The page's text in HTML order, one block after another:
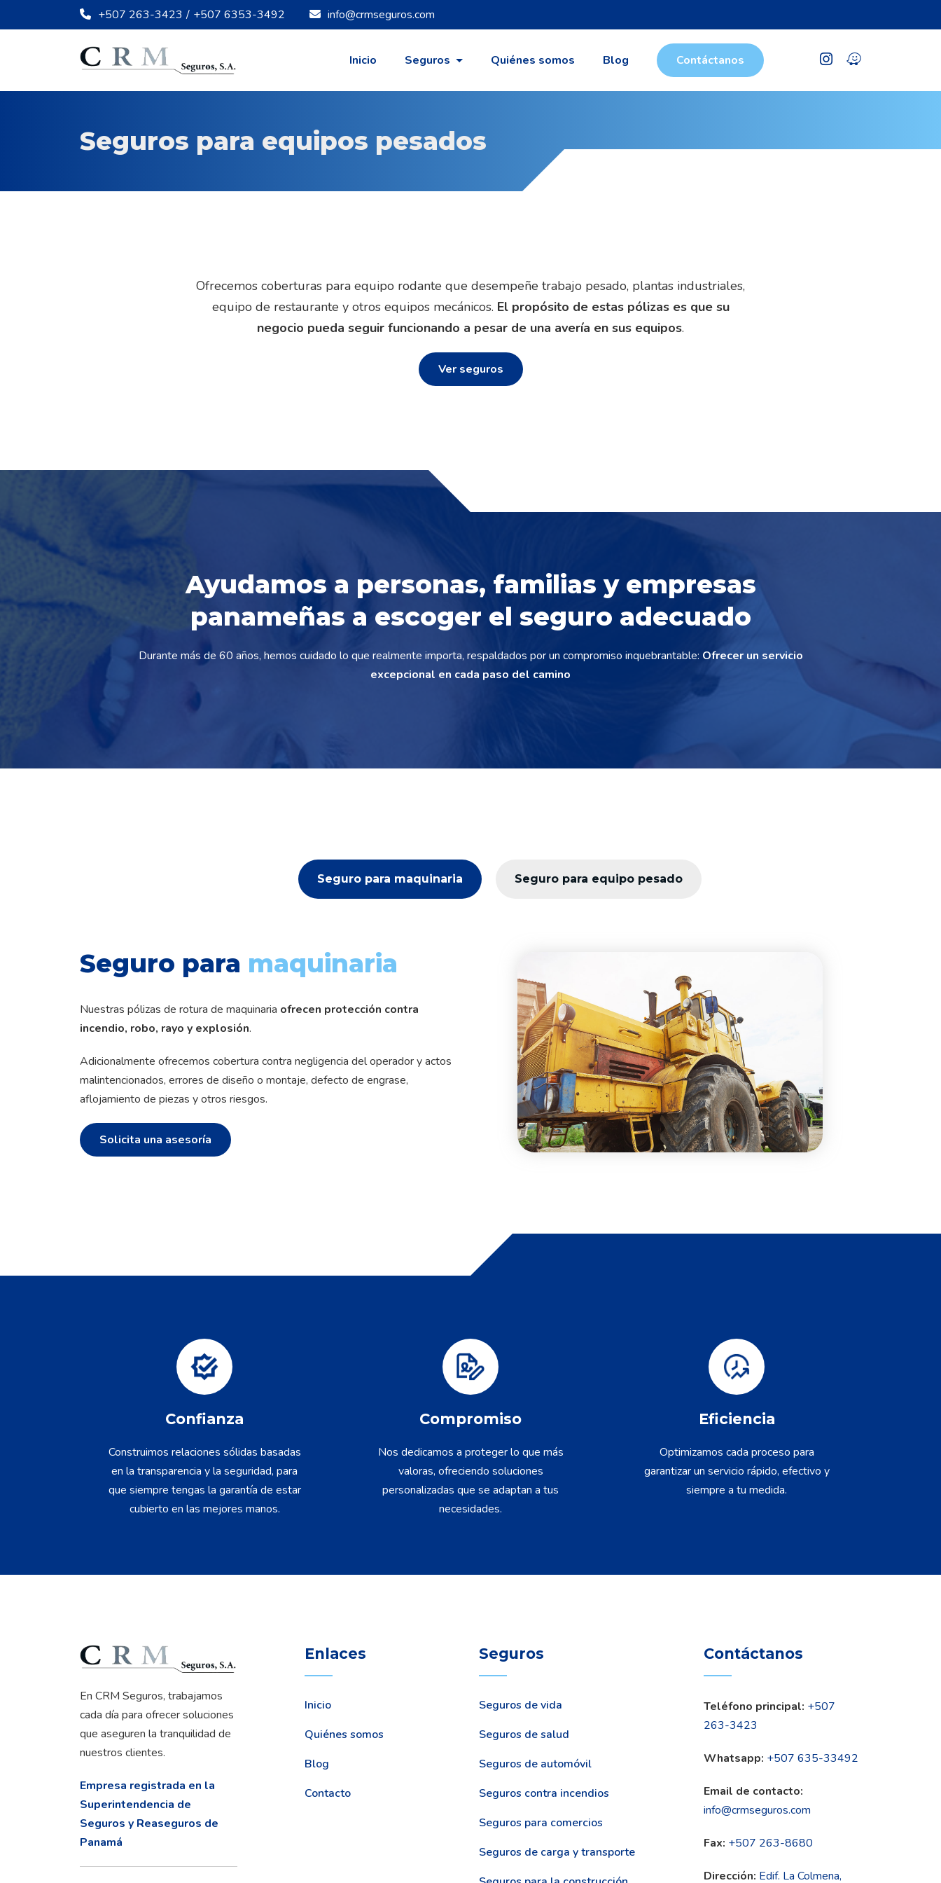
+507 263-3423 / +507 6353-3492 info@crmseguros.com
Inicio Seguros Quiénes somos Blog Contáctanos
Seguros para equipos pesados
Ofrecemos coberturas para equipo rodante que desempeñe trabajo pesado, plantas industriales,
equipo de restaurante y otros equipos mecánicos. El propósito de estas pólizas es que su
negocio pueda seguir funcionando a pesar de una avería en sus equipos.
Ver seguros
Ayudamos a personas, familias y empresas
panameñas a escoger el seguro adecuado
Durante más de 60 años, hemos cuidado lo que realmente importa, respaldados por un compromiso inquebrantable: Ofrecer un servicio
excepcional en cada paso del camino
Seguro para maquinaria Seguro para equipo pesado
Seguro para maquinaria
Nuestras pólizas de rotura de maquinaria ofrecen protección contra
incendio, robo, rayo y explosión.
Adicionalmente ofrecemos cobertura contra negligencia del operador y actos
malintencionados, errores de diseño o montaje, defecto de engrase,
aflojamiento de piezas y otros riesgos.
Solicita una asesoría
Confianza
Construimos relaciones sólidas basadas
en la transparencia y la seguridad, para
que siempre tengas la garantía de estar
cubierto en las mejores manos.
Compromiso
Nos dedicamos a proteger lo que más
valoras, ofreciendo soluciones
personalizadas que se adaptan a tus
necesidades.
Eficiencia
Optimizamos cada proceso para
garantizar un servicio rápido, efectivo y
siempre a tu medida.
En CRM Seguros, trabajamos
cada día para ofrecer soluciones
que aseguren la tranquilidad de
nuestros clientes.
Empresa registrada en la
Superintendencia de
Seguros y Reaseguros de
Panamá
Enlaces
Inicio
Quiénes somos
Blog
Contacto
Seguros
Seguros de vida
Seguros de salud
Seguros de automóvil
Seguros contra incendios
Seguros para comercios
Seguros de carga y transporte
Contáctanos
Teléfono principal: +507
263-3423
Whatsapp: +507 635-33492
Email de contacto:
info@crmseguros.com
Fax: +507 263-8680
Dirección: Edif. La Colmena,